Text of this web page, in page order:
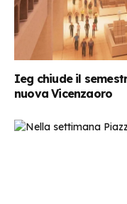
Ieg chiude il
nuova Vicenzaoro